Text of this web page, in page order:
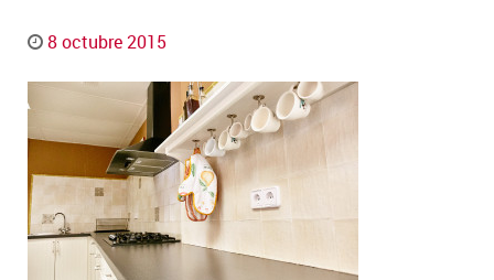
8 octubre 2015